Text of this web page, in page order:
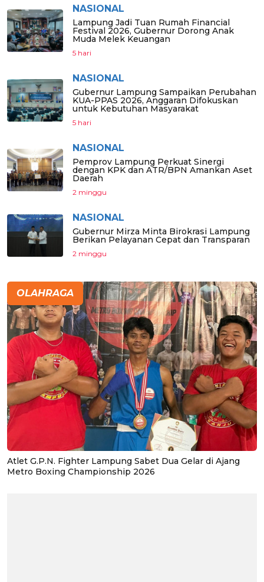
NASIONAL
Lampung Jadi Tuan Rumah Financial
Festival 2026, Gubernur Dorong Anak
Muda Melek Keuangan
5 hari
NASIONAL
Gubernur Lampung Sampaikan Perubahan
KUA-PPAS 2026, Anggaran Difokuskan
untuk Kebutuhan Masyarakat
5 hari
NASIONAL
Pemprov Lampung Perkuat Sinergi
dengan KPK dan ATR/BPN Amankan Aset
Daerah
2 minggu
NASIONAL
Gubernur Mirza Minta Birokrasi Lampung
Berikan Pelayanan Cepat dan Transparan
2 minggu
OLAHRAGA
Atlet G.P.N. Fighter Lampung Sabet Dua Gelar di Ajang
Metro Boxing Championship 2026